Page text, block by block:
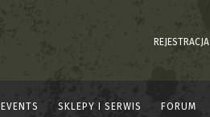
REJESTRACJA
EVENTS SKLEPY I SERWIS FORUM